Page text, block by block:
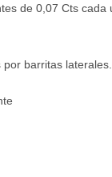
de 0,07 Cts cada
barritas laterales.